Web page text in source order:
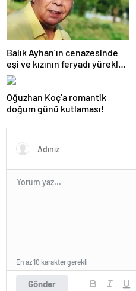
Balık Ayhan’ın cenazesinde
eşi ve kızının feryadı yürekleri
dağladı: “Baba kalk canım
yanıyor!”
Oğuzhan Koç’a romantik
doğum günü kutlaması!
Gönder
En az 10 karakter gerekli